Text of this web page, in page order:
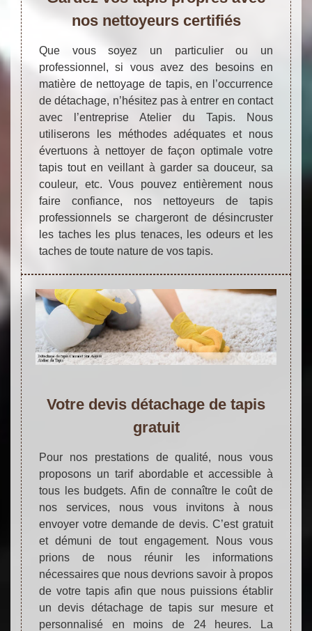
nos nettoyeurs certifiés
Que vous soyez un particulier ou un
professionnel, si vous avez des besoins en
matière de nettoyage de tapis, en l’occurrence
de détachage, n’hésitez pas à entrer en contact
avec l’entreprise Atelier du Tapis. Nous
utiliserons les méthodes adéquates et nous
évertuons à nettoyer de façon optimale votre
tapis tout en veillant à garder sa douceur, sa
couleur, etc. Vous pouvez entièrement nous
faire confiance, nos nettoyeurs de tapis
professionnels se chargeront de désincruster
les taches les plus tenaces, les odeurs et les
taches de toute nature de vos tapis.
Votre devis détachage de tapis
gratuit
Pour nos prestations de qualité, nous vous
proposons un tarif abordable et accessible à
tous les budgets. Afin de connaître le coût de
nos services, nous vous invitons à nous
envoyer votre demande de devis. C’est gratuit
et démuni de tout engagement. Nous vous
prions de nous réunir les informations
nécessaires que nous devrions savoir à propos
de votre tapis afin que nous puissions établir
un devis détachage de tapis sur mesure et
personnalisé en moins de 24 heures. La